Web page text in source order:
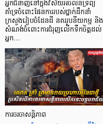
អ្នកជំនាញនៅក្នុងវិស័យអចលនទ្រព្យ
គាំទ្រចំពោះផែនការរបស់ថ្នាក់ដឹកនាំ
ក្រសួងរៀបចំដែនដី នគររូបនីយកម្ម និង
សំណង់ចំពោះការជំរុញលើកទឹកចិត្តដល់
អ្នក…
ការចរចាសន្តិភាព